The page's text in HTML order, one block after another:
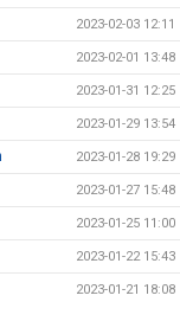
2023-02-03 12:11
2023-02-01 13:48
2023-01-31 12:25
2023-01-29 13:54
2023-01-28 19:29
2023-01-27 15:48
2023-01-25 11:00
2023-01-22 15:43
2023-01-21 18:08